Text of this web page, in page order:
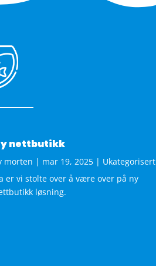
nettbutikk
morten | mar 19, 2025| Ukategorisert
er vi stolte over å være over på ny
løsning.